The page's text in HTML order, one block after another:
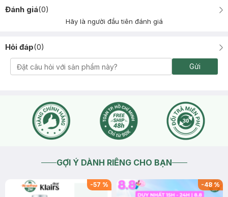
Đánh giá(0)
Hãy là người đầu tiên đánh giá
Hỏi đáp(0)
Gửi
GỢI Ý DÀNH RIÊNG CHO BẠN
-57 % -48%